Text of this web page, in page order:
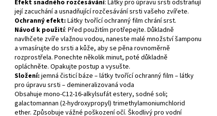
Efekt snadného rozčesávání: Látky pro úpravu srsti odstraňují
její zacuchání a usnadňující rozčesávání srsti vašeho zvířete.
Ochranný efekt: Látky tvořící ochranný film chrání srst.
Návod k použití: Před použitím protřepejte. Důkladně
navlhčete zvíře vlažnou vodou, naneste malé množství šamponu
a vmasírujte do srsti a kůže, aby se pěna rovnoměrně
rozprostřela. Ponechte několik minut, poté důkladně
opláchněte. Opakujte postup a vysušte.
Složení: jemná čisticí báze – látky tvořící ochranný film – látky
pro úpravu srsti – demineralizovaná voda
Obsahuje mono-C12-16-alkylsufát estery, sodné soli;
galactomannan (2-hydroxypropyl) trimethylamoniumchlorid
ether. Způsobuje vážné poškození očí. Škodlivý pro vodní